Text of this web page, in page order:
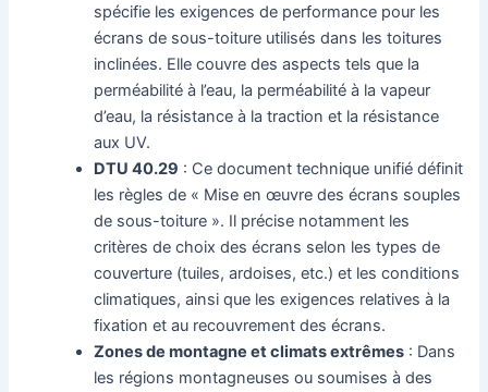
spécifie les exigences de performance pour les
écrans de sous-toiture utilisés dans les toitures
inclinées. Elle couvre des aspects tels que la
perméabilité à l’eau, la perméabilité à la vapeur
d’eau, la résistance à la traction et la résistance
aux UV.
DTU 40.29 : Ce document technique unifié définit
les règles de « Mise en œuvre des écrans souples
de sous-toiture ». Il précise notamment les
critères de choix des écrans selon les types de
couverture (tuiles, ardoises, etc.) et les conditions
climatiques, ainsi que les exigences relatives à la
fixation et au recouvrement des écrans.
Zones de montagne et climats extrêmes : Dans
les régions montagneuses ou soumises à des